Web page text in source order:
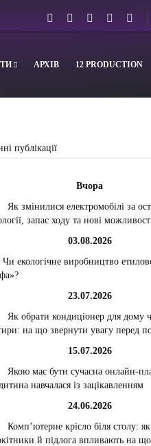
АРХІВ 12 PRODUCTION
публікації
Вчора
Як змінилися електромобілі за
запас ходу та нові
03.08.2026
Чи екологічне виробництво
23.07.2026
Як обрати кондиціонер для дому
на що звернути увагу перед
15.07.2026
Якою має бути сучасна онлайн-
навчалася із зацікавленням
24.06.2026
Комп’ютерне крісло біля столу: як
й підлога впливають на